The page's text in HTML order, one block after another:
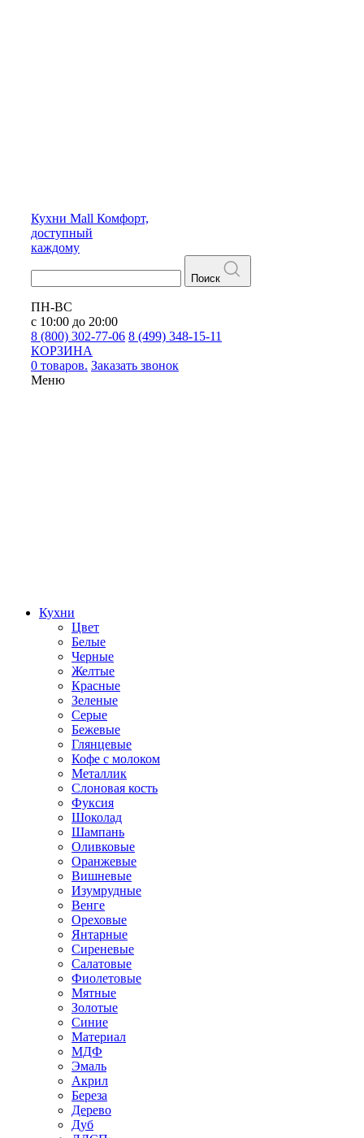
Кухни Mall Комфорт,
доступный
каждому
Поиск
ПН-ВС
с 10:00 до 20:00
8 (800) 302-77-06 8 (499) 348-15-11
КОРЗИНА
0 товаров. Заказать звонок
Меню
Кухни
Цвет
Белые
Черные
Желтые
Красные
Зеленые
Серые
Бежевые
Глянцевые
Кофе с молоком
Металлик
Слоновая кость
Фуксия
Шоколад
Шампань
Оливковые
Оранжевые
Вишневые
Изумрудные
Венге
Ореховые
Янтарные
Сиреневые
Салатовые
Фиолетовые
Мятные
Золотые
Синие
Материал
МДФ
Эмаль
Акрил
Береза
Дерево
Дуб